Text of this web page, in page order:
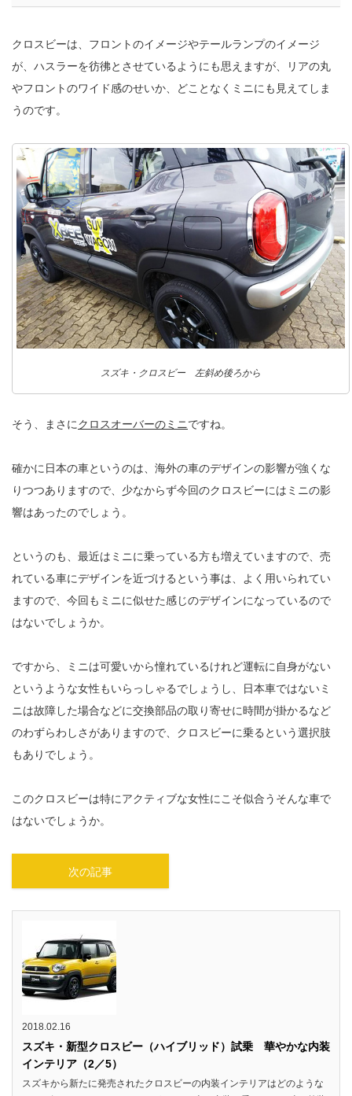
クロスビーは、フロントのイメージやテールランプのイメージ
が、ハスラーを彷彿とさせているようにも思えますが、リアの丸
やフロントのワイド感のせいか、どことなくミニにも見えてしま
うのです。
スズキ・クロスビー 左斜め後ろから
そう、まさにクロスオーバーのミニですね。
確かに日本の車というのは、海外の車のデザインの影響が強くな
りつつありますので、少なからず今回のクロスビーにはミニの影
響はあったのでしょう。
というのも、最近はミニに乗っている方も増えていますので、売
れている車にデザインを近づけるという事は、よく用いられてい
ますので、今回もミニに似せた感じのデザインになっているので
はないでしょうか。
ですから、ミニは可愛いから憧れているけれど運転に自身がない
というような女性もいらっしゃるでしょうし、日本車ではないミ
ニは故障した場合などに交換部品の取り寄せに時間が掛かるなど
のわずらわしさがありますので、クロスビーに乗るという選択肢
もありでしょう。
このクロスビーは特にアクティブな女性にこそ似合うそんな車で
はないでしょうか。
次の記事
2018.02.16
スズキ・新型クロスビー（ハイブリッド）試乗 華やかな内装
インテリア（2／5）
スズキから新たに発売されたクロスビーの内装インテリアはどのような